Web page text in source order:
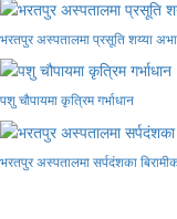
भरतपुर अस्पतालमा प्रसूति शय्या
पशु चौपायमा कृत्रिम गर्भाधान
भरतपुर अस्पतालमा सर्पदंशका